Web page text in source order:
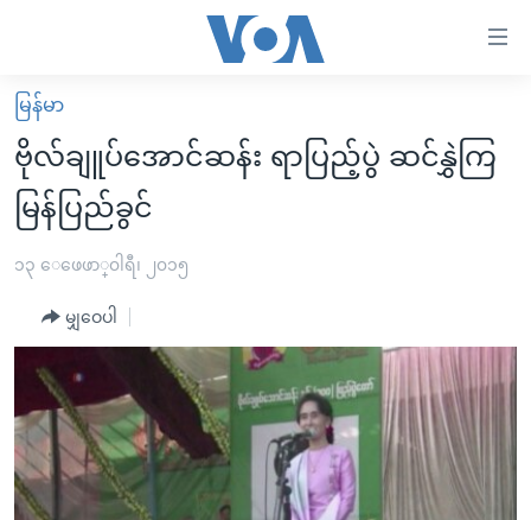
လွယ်ကူ
စေ
သည့်
Link
များ
အကြောင်းအရာ
ကျော်
ကြည့်
ရန်
ပင်မ
မူလစာမျက်နှာ
မြန်မာ
ကမ္ဘာ့သတင်းများ
အစ္စရေး-ပါလက်စတိုင်း
ရပ်ဝန်းတခု လမ်းတခု အလွန်
အင်္ဂလိပ်စာလေ့လာမယ်
အမေရိကန်သုံးအီဒီယံ
မကြေးမုံရဲ့ အင်္ဂလိပ်စာ
ရုပ်ရှင်ထဲက အင်္ဂလိပ်စာ
အပတ်စဉ်ကဏ္ဍများ
ရေဒီယို
တီဗွီ
ရေဒီယိုနှင့်ရုပ်သံ အချက်အလက်များ
ရေဒီယို/တီဗွီအစီအစဉ်
မြန်မာ
ဗိုလ်ချူပ်အောင်ဆန်း ရာပြည့်ပွဲ ဆင်နွှဲကြ
မြန်ပြည်ခွင်
၁၃ ေဖေဖာ္၀ါရီ၊ ၂၀၁၅
မျှဝေပါ